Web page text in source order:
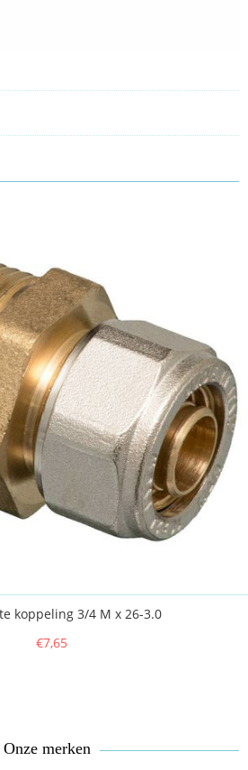
koppeling 3/4 M x 26-3.0
€7,65
Onze merken